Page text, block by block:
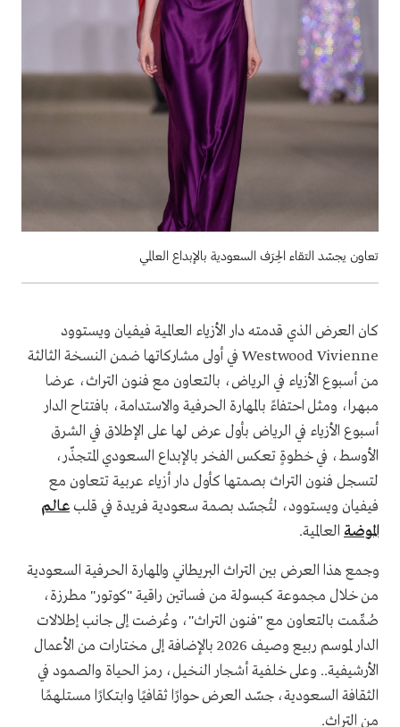
تعاون يجسّد التقاء الحِرَف السعودية بالإبداع العالمي
كان العرض الذي قدمته دار الأزياء العالمية فيفيان ويستوود
Westwood Vivienne في أولى مشاركاتها ضمن النسخة الثالثة
من أسبوع الأزياء في الرياض، بالتعاون مع فنون التراث، عرضا
مبهرا، ومثل احتفاءً بالمهارة الحرفية والاستدامة، بافتتاح الدار
أسبوع الأزياء في الرياض بأول عرض لها على الإطلاق في الشرق
الأوسط، في خطوةٍ تعكس الفخر بالإبداع السعودي المتجذّر،
لتسجل فنون التراث بصمتها كأول دار أزياء عربية تتعاون مع
فيفيان ويستوود، لتُجسّد بصمة سعودية فريدة في قلب عالم
الموضة العالمية.
وجمع هذا العرض بين التراث البريطاني والمهارة الحرفية السعودية
من خلال مجموعة كبسولة من فساتين راقية "كوتور" مطرزة،
صُمِّمت بالتعاون مع "فنون التراث"، وعُرضت إلى جانب إطلالات
الدار لموسم ربيع وصيف 2026 بالإضافة إلى مختارات من الأعمال
الأرشيفية.. وعلى خلفية أشجار النخيل، رمز الحياة والصمود في
الثقافة السعودية، جسّد العرض حوارًا ثقافيًا وابتكارًا مستلهمًا
من التراث.